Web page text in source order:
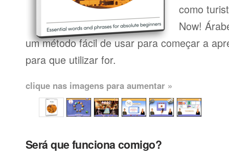
como
Now!
um método fácil de usar para começar a
para que utilizar for.
clique nas imagens para aumentar »
Será que funciona comigo?